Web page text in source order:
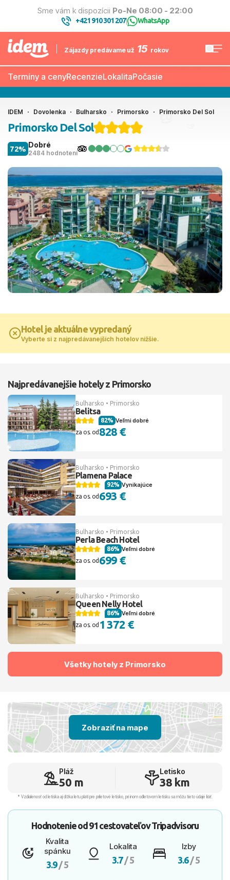
Sme vám k dispozícii Po-Ne 08:00 - 22:00
+421 910 301 207| WhatsApp
Zájazdy predávame už 15 rokov
Termíny a cenyRecenzieLokalitaPočasie
IDEM Dovolenka Bulharsko Primorsko Primorsko Del Sol
Primorsko Del Sol
Dobré
2484 hodnotení
72%
Hotel je aktuálne vypredaný
Vyberte si z najpredávanejších hotelov nižšie.
Najpredávanejšie hotely z Primorsko
Bulharsko • Primorsko
Belitsa
Veľmi dobré
82%
za os. od 828 €
Bulharsko • Primorsko
Plamena Palace
Vynikajúce
92%
za os. od 693 €
Bulharsko • Primorsko
Perla Beach Hotel
Veľmi dobré
86%
za os. od 699 €
Bulharsko • Primorsko
Queen Nelly Hotel
Veľmi dobré
86%
za os. od 1 372 €
Všetky hotely z Primorsko
Zobraziť na mape
Pláž
50 m
Letisko
38 km
* Vzdialenosť od letiska aj dľžka letu platí pre príletové letisko, pri inom odletovom letisku sa môžu tieto údaje líšiť.
Hodnotenie od 91 cestovateľovTripadvisoru
Kvalita
spánku
3.9/ 5
Lokalita
3.7/ 5
Izby
3.6/ 5